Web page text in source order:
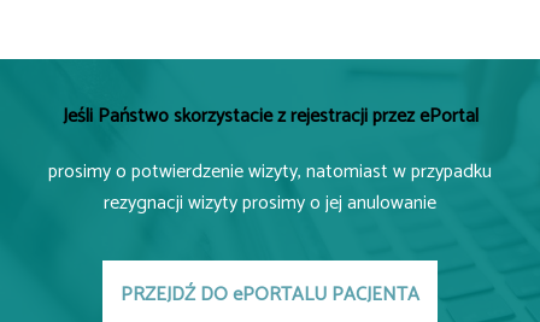
Jeśli Państwo skorzystacie z rejestracji przez ePortal
prosimy o potwierdzenie wizyty, natomiast w przypadku
rezygnacji wizyty prosimy o jej anulowanie
PRZEJDŹ DO ePORTALU PACJENTA